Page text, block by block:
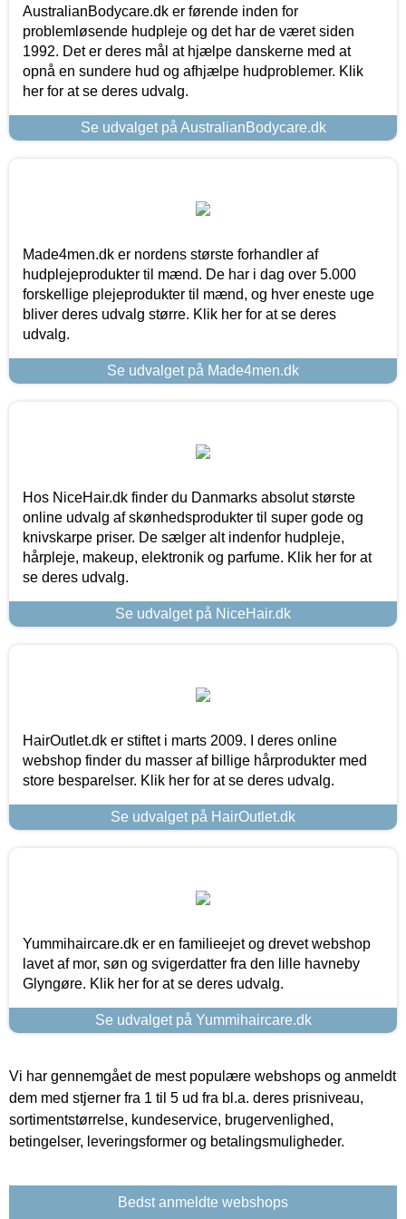
AustralianBodycare.dk er førende inden for
problemløsende hudpleje og det har de været siden
1992. Det er deres mål at hjælpe danskerne med at
opnå en sundere hud og afhjælpe hudproblemer. Klik
her for at se deres udvalg.
Se udvalget på AustralianBodycare.dk
Made4men.dk er nordens største forhandler af
hudplejeprodukter til mænd. De har i dag over 5.000
forskellige plejeprodukter til mænd, og hver eneste uge
bliver deres udvalg større. Klik her for at se deres
udvalg.
Se udvalget på Made4men.dk
Hos NiceHair.dk finder du Danmarks absolut største
online udvalg af skønhedsprodukter til super gode og
knivskarpe priser. De sælger alt indenfor hudpleje,
hårpleje, makeup, elektronik og parfume. Klik her for at
se deres udvalg.
Se udvalget på NiceHair.dk
HairOutlet.dk er stiftet i marts 2009. I deres online
webshop finder du masser af billige hårprodukter med
store besparelser. Klik her for at se deres udvalg.
Se udvalget på HairOutlet.dk
Yummihaircare.dk er en familieejet og drevet webshop
lavet af mor, søn og svigerdatter fra den lille havneby
Glyngøre. Klik her for at se deres udvalg.
Se udvalget på Yummihaircare.dk
Vi har gennemgået de mest populære webshops og anmeldt
dem med stjerner fra 1 til 5 ud fra bl.a. deres prisniveau,
sortimentstørrelse, kundeservice, brugervenlighed,
betingelser, leveringsformer og betalingsmuligheder.
Bedst anmeldte webshops